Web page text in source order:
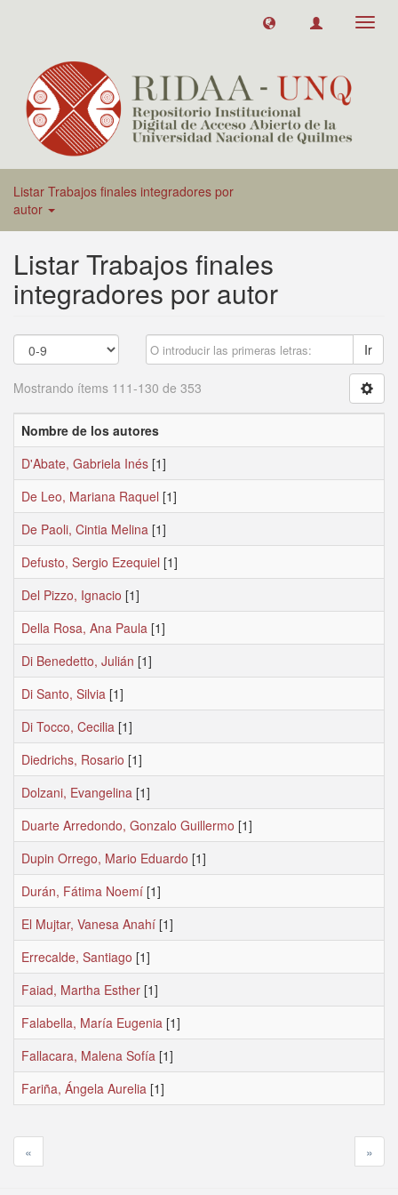
Listar Trabajos finales integradores por
autor
Listar Trabajos finales
integradores por autor
Ir
Mostrando ítems 111-130 de 353
Nombre de los autores
D'Abate, Gabriela Inés [1]
De Leo, Mariana Raquel [1]
De Paoli, Cintia Melina [1]
Defusto, Sergio Ezequiel [1]
Del Pizzo, Ignacio [1]
Della Rosa, Ana Paula [1]
Di Benedetto, Julián [1]
Di Santo, Silvia [1]
Di Tocco, Cecilia [1]
Diedrichs, Rosario [1]
Dolzani, Evangelina [1]
Duarte Arredondo, Gonzalo Guillermo [1]
Dupin Orrego, Mario Eduardo [1]
Durán, Fátima Noemí [1]
El Mujtar, Vanesa Anahí [1]
Errecalde, Santiago [1]
Faiad, Martha Esther [1]
Falabella, María Eugenia [1]
Fallacara, Malena Sofía [1]
Fariña, Ángela Aurelia [1]
« »